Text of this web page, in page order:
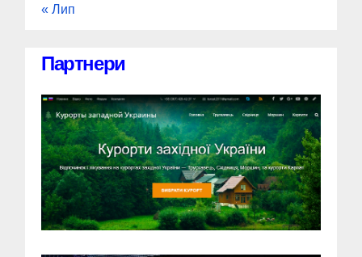
« Лип
Партнери